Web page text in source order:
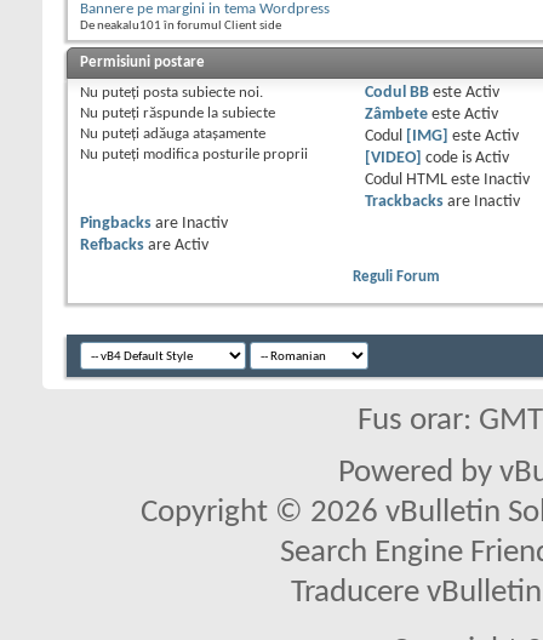
Bannere pe margini in tema Wordpress
De neakalu101 în forumul Client side
Permisiuni postare
Nu puteţi posta subiecte noi.
Nu puteţi răspunde la subiecte
Nu puteţi adăuga ataşamente
Nu puteţi modifica posturile proprii
Codul BBeste Activ
Zâmbeteeste Activ
Codul
[IMG] este Activ
[VIDEO]
code is Activ
Codul HTML este
Inactiv
Trackbacksare
Inactiv
Pingbacks are
Inactiv
Refbacks are Activ
Reguli Forum
Fus orar:
Powered by
Copyright © 2026 vBulletin
Search Engine
Traducere